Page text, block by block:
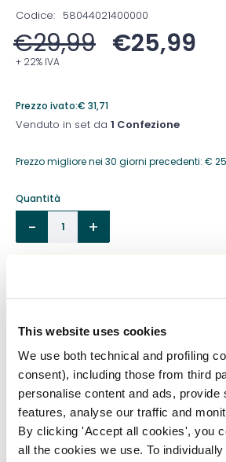
This website uses cookies
We use both technical and profiling
consent), including those from third
personalise content and ads, provide
features, analyse our traffic and
By clicking 'Accept all cookies', you
all the cookies we use. To
Codice: 58044021400000
€29,99 €25,99
+ 22% IVA
Prezzo ivato:€ 31,71
Venduto in set da 1 Confezione
Prezzo migliore nei 30 giorni precedenti: €
Quantità
DESCRIZIONE
Ago spinale con punta atraumatica
monouso, apirogeno, non tossico.
Caratteristiche generali:
– Cono Luer Lock trasparente a